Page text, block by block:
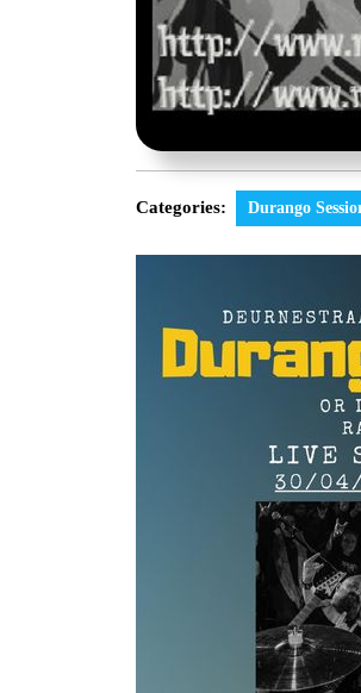
Categories: Durango